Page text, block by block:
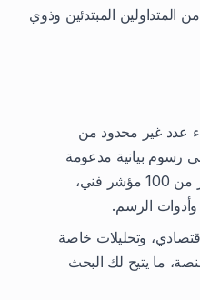
المتداولين المبتدئين وذوي
عدد غير محدود من
رسوم بيانية مدعومة
من TradingView مع أكثر من 100 مؤشر فني،
الرسم.
وتحليلات خاصة
ما يتيح لك البحث